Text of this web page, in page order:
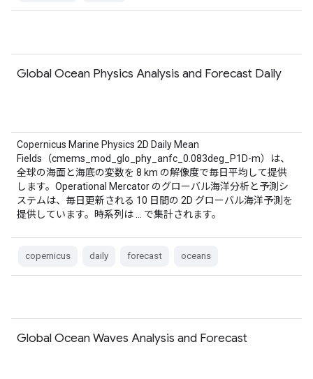
Global Ocean Physics Analysis and Forecast Daily
Copernicus Marine Physics 2D Daily Mean
Fields（cmems_mod_glo_phy_anfc_0.083deg_P1D-m）は、
全球の海面と海底の変数を 8 km の解像度で毎日平均して提供
します。Operational Mercator のグローバル海洋分析と予測シ
ステムは、毎日更新される 10 日間の 2D グローバル海洋予測を
提供しています。時系列は … で集計されます。
copernicus daily forecast oceans
Global Ocean Waves Analysis and Forecast